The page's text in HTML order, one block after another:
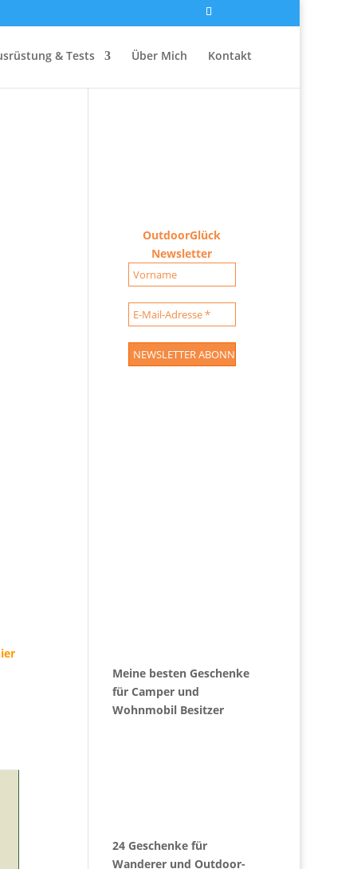
& Tests Über Mich Kontakt
OutdoorGlück
Newsletter
Meine besten Geschenke
für Camper und
Wohnmobil Besitzer
24 Geschenke für
Wanderer und Outdoor-